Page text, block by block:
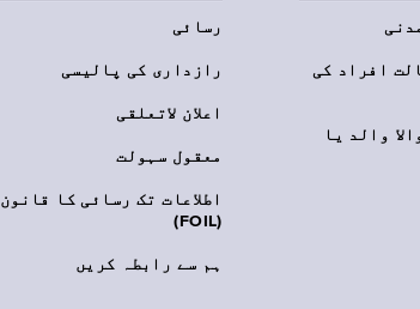
افراد کی
والد یا
رسائی
رازداری کی پالیسی
اعلان لاتعلقی
معقول سہولت
اطلاعات تک رسائی کا قانون
(FOIL)
ہم سے رابطہ کریں